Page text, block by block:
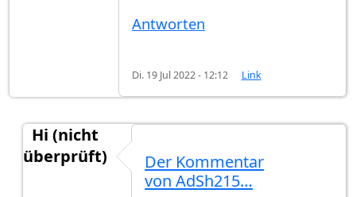
Antworten
Di. 19 Jul 2022 - 12:12 Link
Hi (nicht
überprüft)
Habe am Anfang des Monats…
Der Kommentar
von AdSh215…